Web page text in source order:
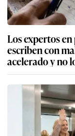
Los expertos
escriben con
acelerado y no